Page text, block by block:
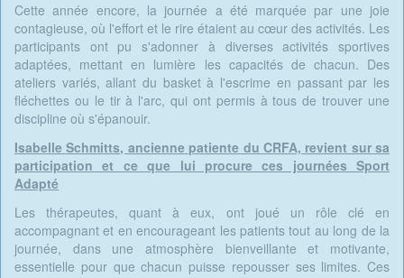
Cette année encore, la journée a été marquée par une joie
contagieuse, où l'effort et le rire étaient au cœur des activités. Les
participants ont pu s'adonner à diverses activités sportives
adaptées, mettant en lumière les capacités de chacun. Des
ateliers variés, allant du basket à l'escrime en passant par les
fléchettes ou le tir à l'arc, qui ont permis à tous de trouver une
discipline où s'épanouir.
Isabelle Schmitts, ancienne patiente du CRFA, revient sur sa
participation et ce que lui procure ces journées Sport
Adapté
Les thérapeutes, quant à eux, ont joué un rôle clé en
accompagnant et en encourageant les patients tout au long de la
journée, dans une atmosphère bienveillante et motivante,
essentielle pour que chacun puisse repousser ses limites. Ces